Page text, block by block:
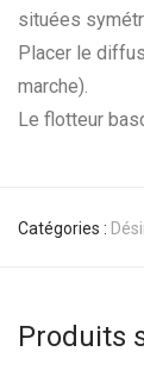
situées
Placer le
marche).
Le flotteur
Catégories :
Produits